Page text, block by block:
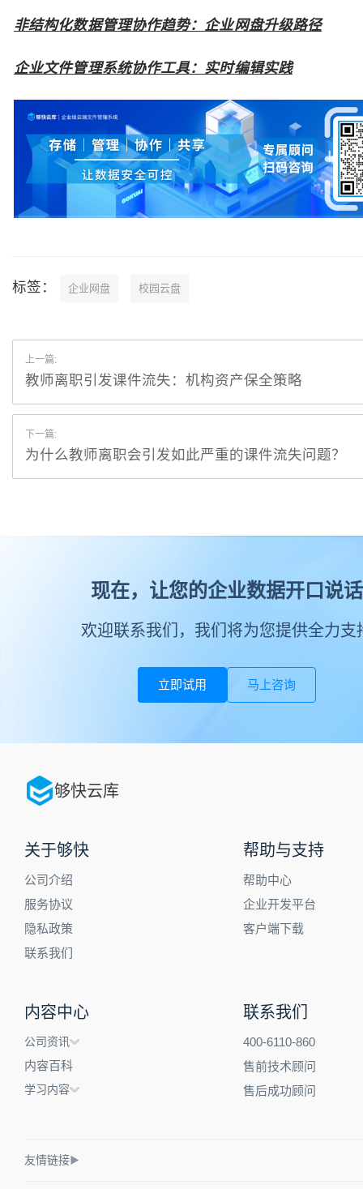
非结构化数据管理协作趋势：企业网盘升级路径
企业文件管理系统协作工具：实时编辑实践
标签： 企业网盘 校园云盘
上一篇:
教师离职引发课件流失：机构资产保全策略
下一篇:
为什么教师离职会引发如此严重的课件流失问题？
现在，让您的企业数据开口说话
欢迎联系我们，我们将为您提供全力支
立即试用 马上咨询
够快云库
关于够快
公司介绍
服务协议
隐私政策
联系我们
帮助与支持
帮助中心
企业开发平台
客户端下载
内容中心
公司资讯
内容百科
学习内容
联系我们
400-6110-860
售前技术顾问
售后成功顾问
友情链接▶